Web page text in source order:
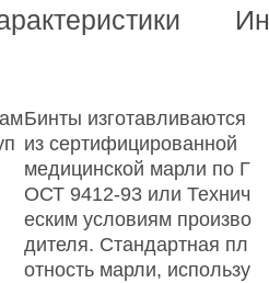
Бинты изготавливаются
из сертифицированной
медицинской марли по Г
ОСТ 9412-93 или Технич
еским условиям произво
дителя. Стандартная пл
отность марли, использу